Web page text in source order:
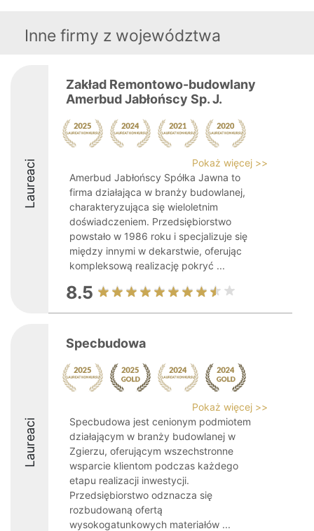
Inne firmy z województwa
Laureaci
Zakład Remontowo-budowlany
Amerbud Jabłońscy Sp. J.
Pokaż więcej >>
Amerbud Jabłońscy Spółka Jawna to
firma działająca w branży budowlanej,
charakteryzująca się wieloletnim
doświadczeniem. Przedsiębiorstwo
powstało w 1986 roku i specjalizuje się
między innymi w dekarstwie, oferując
kompleksową realizację pokryć ...
8.5
Laureaci
Specbudowa
Pokaż więcej >>
Specbudowa jest cenionym podmiotem
działającym w branży budowlanej w
Zgierzu, oferującym wszechstronne
wsparcie klientom podczas każdego
etapu realizacji inwestycji.
Przedsiębiorstwo odznacza się
rozbudowaną ofertą
wysokogatunkowych materiałów ...